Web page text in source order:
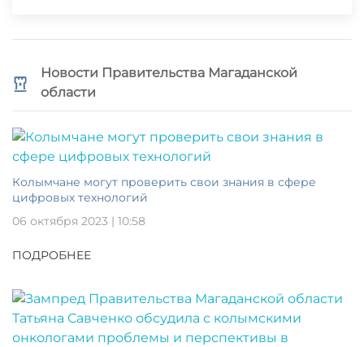
Новости Правительства Магаданской
области
Колымчане могут проверить свои знания в сфере
цифровых технологий
06 октября 2023 | 10:58
ПОДРОБНЕЕ